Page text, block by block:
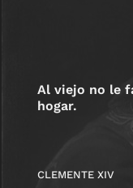
Al viejo no le
hogar.
CLEMENTE XIV